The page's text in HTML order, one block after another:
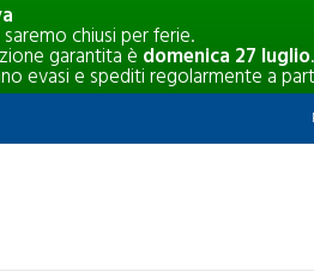
chiusi per ferie.
garantita è domenica 27 luglio.
evasi e spediti regolarmente a